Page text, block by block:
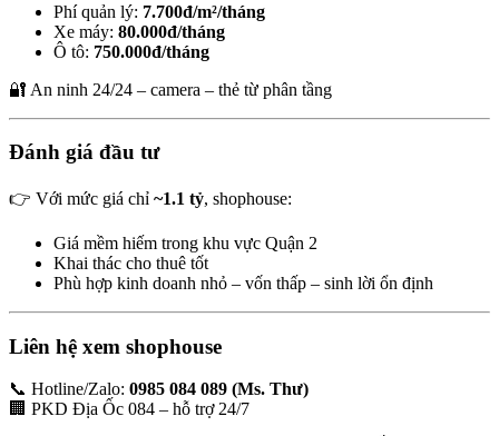
Phí quản lý: 7.700đ/m²/tháng
Xe máy: 80.000đ/tháng
Ô tô: 750.000đ/tháng
🔐 An ninh 24/24 – camera – thẻ từ phân tầng
Đánh giá đầu tư
👉 Với mức giá chỉ ~1.1 tỷ, shophouse:
Giá mềm hiếm trong khu vực Quận 2
Khai thác cho thuê tốt
Phù hợp kinh doanh nhỏ – vốn thấp – sinh lời ổn định
Liên hệ xem shophouse
📞 Hotline/Zalo: 0985 084 089 (Ms. Thư)
🏢 PKD Địa Ốc 084 – hỗ trợ 24/7